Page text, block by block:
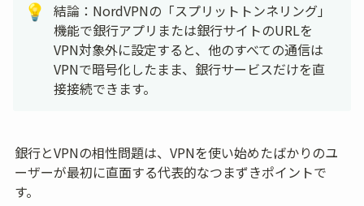
💡
結論：NordVPNの「スプリットトンネリング」
機能で銀行アプリまたは銀行サイトのURLを
VPN対象外に設定すると、他のすべての通信は
VPNで暗号化したまま、銀行サービスだけを直
接接続できます。
銀行とVPNの相性問題は、VPNを使い始めたばかりのユ
ーザーが最初に直面する代表的なつまずきポイントで
す。